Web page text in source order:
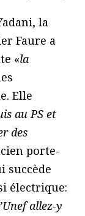
la
Faure a
«la
Elle
au PS et
des
porte-
succède
électrique:
allez-y